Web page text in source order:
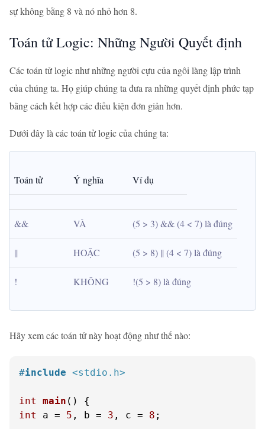
sự không bằng 8 và nó nhỏ hơn 8.
Toán tử Logic: Những Người Quyết định
Các toán tử logic như những người cựu của ngôi làng lập trình
của chúng ta. Họ giúp chúng ta đưa ra những quyết định phức tạp
bằng cách kết hợp các điều kiện đơn giản hơn.
Dưới đây là các toán tử logic của chúng ta:
Toán tử Ý nghĩa Ví dụ
&& VÀ (5 > 3) && (4 < 7) là đúng
|| HOẶC (5 > 8) || (4 < 7) là đúng
! KHÔNG !(5 > 8) là đúng
Hãy xem các toán tử này hoạt động như thế nào:
#include <stdio.h>
int main ()
int
a = 5 , b = 3 , c = 8 ;